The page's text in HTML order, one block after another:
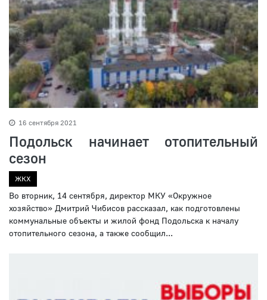
16 сентября 2021
Подольск начинает отопительный
сезон
ЖКХ
Во вторник, 14 сентября, директор МКУ «Окружное
хозяйство» Дмитрий Чибисов рассказал, как подготовлены
коммунальные объекты и жилой фонд Подольска к началу
отопительного сезона, а также сообщил...